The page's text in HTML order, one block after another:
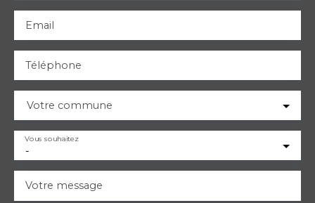
Email
Téléphone
Votre commune
-
Vous souhaitez
Votre message